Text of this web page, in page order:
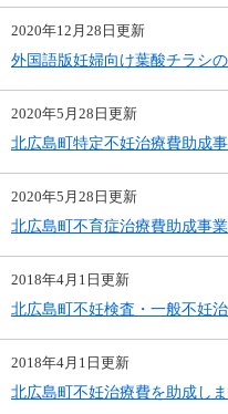
2020年12月28日更新
外国語版妊婦向け葉酸チラシ
2020年5月28日更新
北広島町特定不妊治療費助成
2020年5月28日更新
北広島町不育症治療費助成事
2018年4月1日更新
北広島町不妊検査・一般不妊
2018年4月1日更新
北広島町不妊治療費を助成し